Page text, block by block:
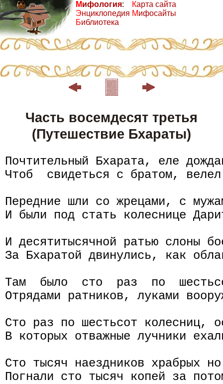
Мифология:
Энциклопедия
Библиотека
Карта сайта
Мифосайты
Часть восемдесят третья
(Путешествие Бхараты)
Почтительный Бхарата, еле
Чтоб  свидеться с братом,
Передние шли со жрецами, с
И были под стать колеснице
И десятитысячной ратью слоны
За Бхаратой двинулись, как
Там  было  сто  раз  по
Отрядами ратников, луками
Сто раз по шестьсот колесниц,
В которых отважные лучники
Сто тысяч наездников храбрых
Погнали сто тысяч копей за